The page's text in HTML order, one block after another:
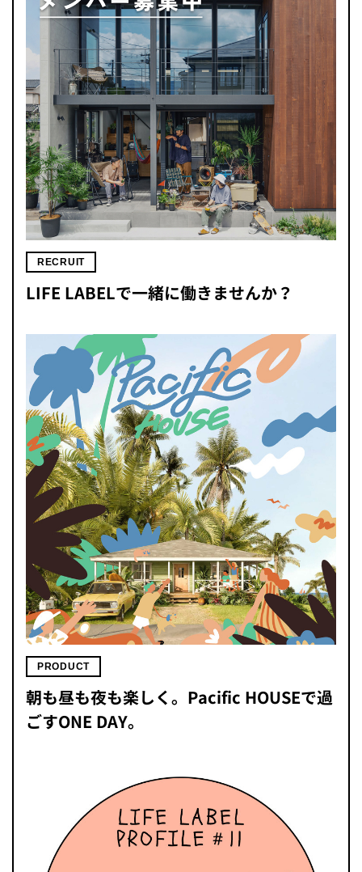
RECRUIT
LIFE LABELで一緒に働きませんか？
PRODUCT
朝も昼も夜も楽しく。Pacific HOUSEで過
ごすONE DAY。